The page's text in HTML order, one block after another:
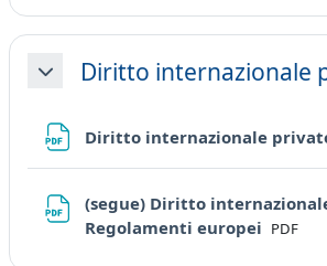
MinimizzaDiritto internazionale
Diritto internazionale
(segue) Diritto
Regolamenti europei File
PDF